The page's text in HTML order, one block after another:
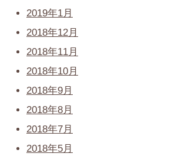
2019年1月
2018年12月
2018年11月
2018年10月
2018年9月
2018年8月
2018年7月
2018年5月